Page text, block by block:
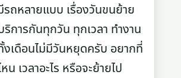
รถหลายแบบ เรื่องวันขนย้าย
ริการกันทุกวัน ทุกเวลา ทำงาน
เดือนไม่มีวันหยุดครับ อยากที่
น เวลาอะไร หรือจะย้ายไป